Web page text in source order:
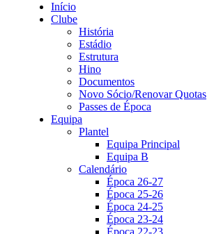
Início
Clube
História
Estádio
Estrutura
Hino
Documentos
Novo Sócio/Renovar Quotas
Passes de Época
Equipa
Plantel
Equipa Principal
Equipa B
Calendário
Época 26-27
Época 25-26
Época 24-25
Época 23-24
Época 22-23